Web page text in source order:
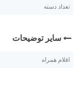
تعداد دسته
سایر توضیحات
اقلام همراه